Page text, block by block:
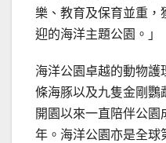
樂、教育及保育並重，
迎的海洋主題公園。」
海洋公園卓越的動物護
條海豚以及九隻金剛鸚
開園以來一直陪伴公
年。海洋公園亦是全球